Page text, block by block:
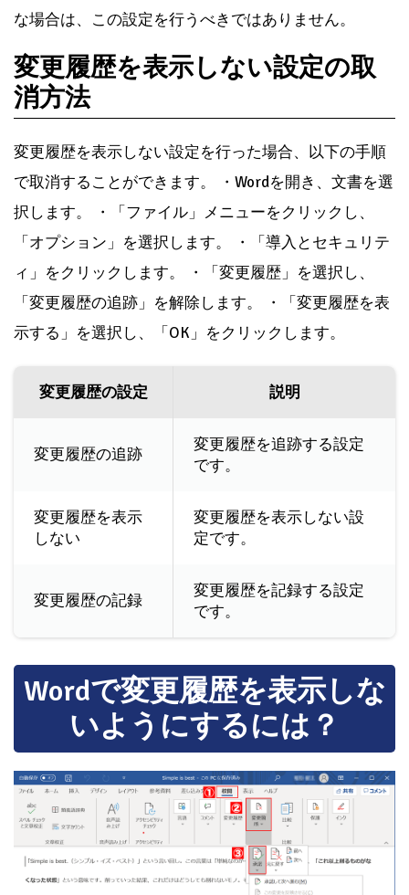
な場合は、この設定を行うべきではありません。
変更履歴を表示しない設定の取
消方法
変更履歴を表示しない設定を行った場合、以下の手順
で取消することができます。 ・Wordを開き、文書を選
択します。 ・「ファイル」メニューをクリックし、
「オプション」を選択します。 ・「導入とセキュリテ
ィ」をクリックします。 ・「変更履歴」を選択し、
「変更履歴の追跡」を解除します。 ・「変更履歴を表
示する」を選択し、「OK」をクリックします。
変更履歴の設定 説明
変更履歴の追跡
変更履歴を追跡する設定
です。
変更履歴を表示
しない
変更履歴を表示しない設
定です。
変更履歴の記録
変更履歴を記録する設定
です。
Wordで変更履歴を表示しな
いようにするには？